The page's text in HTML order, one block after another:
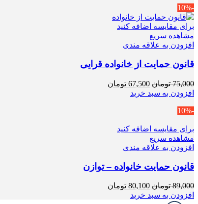
-10%
برای مقایسه اضافه کنید
مشاهده سریع
افزودن به علاقه مندی
قانون حمایت از خانواده قرایی
75,000 تومان قیمت
اصلی
67,500 تومان
افزودن به سبد خرید
-10%
برای مقایسه اضافه کنید
مشاهده سریع
افزودن به علاقه مندی
قانون حمایت خانواده – توازن
89,000 تومان قیمت
اصلی
80,100 تومان
افزودن به سبد خرید